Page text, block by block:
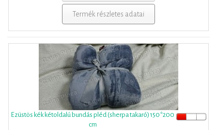
Termék részletes adatai
Ezüstös kék kétoldalú bundás pléd (sherpa takaró) 150*200
cm